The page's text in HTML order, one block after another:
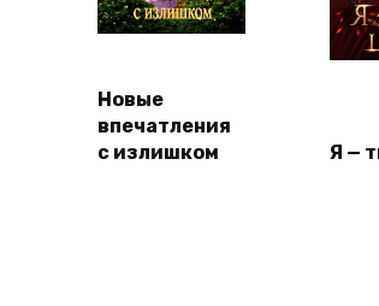
Новые
впечатления
с излишком
Я —